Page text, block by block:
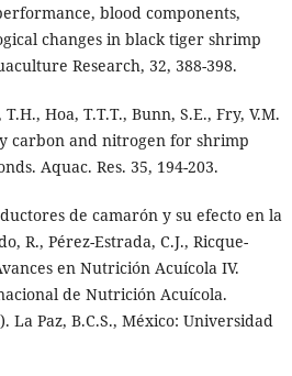
blood components,
changes in black tiger shrimp
Research, 32, 388-398.
Hoa, T.T.T., Bunn, S.E., Fry, V.M.
carbon and nitrogen for shrimp
Aquac. Res. 35, 194-203.
de camarón y su efecto en la
R., Pérez-Estrada, C.J., Ricque-
en Nutrición Acuícola IV.
de Nutrición Acuícola.
La Paz, B.C.S., México: Universidad